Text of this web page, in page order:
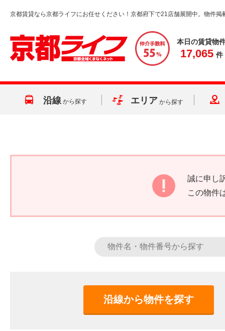
京都賃貸なら京都ライフにお任せください！京都府下で21店舗展開中。物件掲
本日の賃貸物
17,065 件
沿線 から探す エリア から探す
誠に申し
この物件
沿線から物件を探す